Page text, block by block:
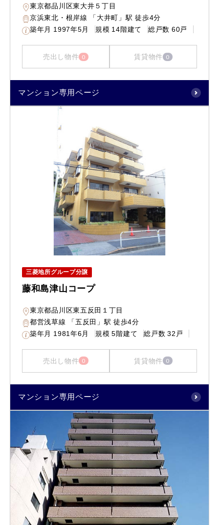
東京都品川区東大井５丁目
京浜東北・根岸線 「大井町」駅 徒歩4分
築年月 1997年5月 規模 14階建て 総戸数 60戸
売出し物件 0 賃貸物件 0
マンション専用ページ
三菱地所グループ分譲
藤和島津山コープ
東京都品川区東五反田１丁目
都営浅草線 「五反田」駅 徒歩4分
築年月 1981年6月 規模 5階建て 総戸数 32戸
売出し物件 0 賃貸物件 0
マンション専用ページ